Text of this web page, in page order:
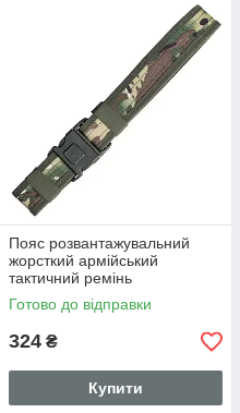
Пояс розвантажувальний
жорсткий армійський
тактичний ремінь
(синтетичний, Мультікам)
ширина 5 см, макс. довжина
Готово до відправки
324 ₴
Купити